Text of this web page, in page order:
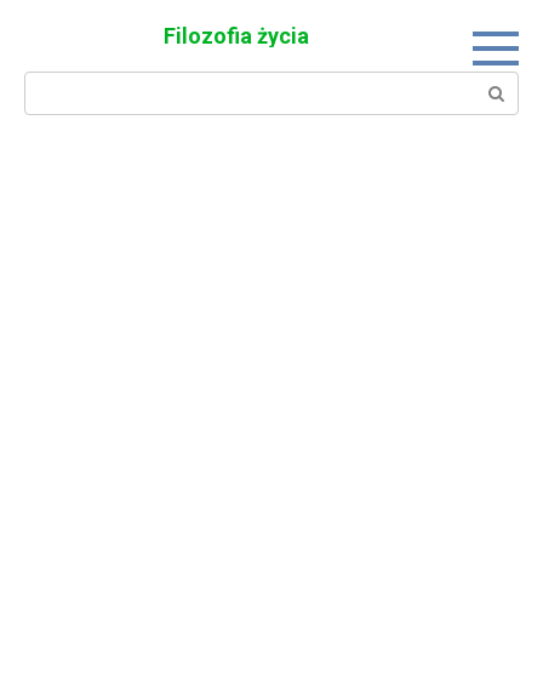
Filozofia życia
Search: